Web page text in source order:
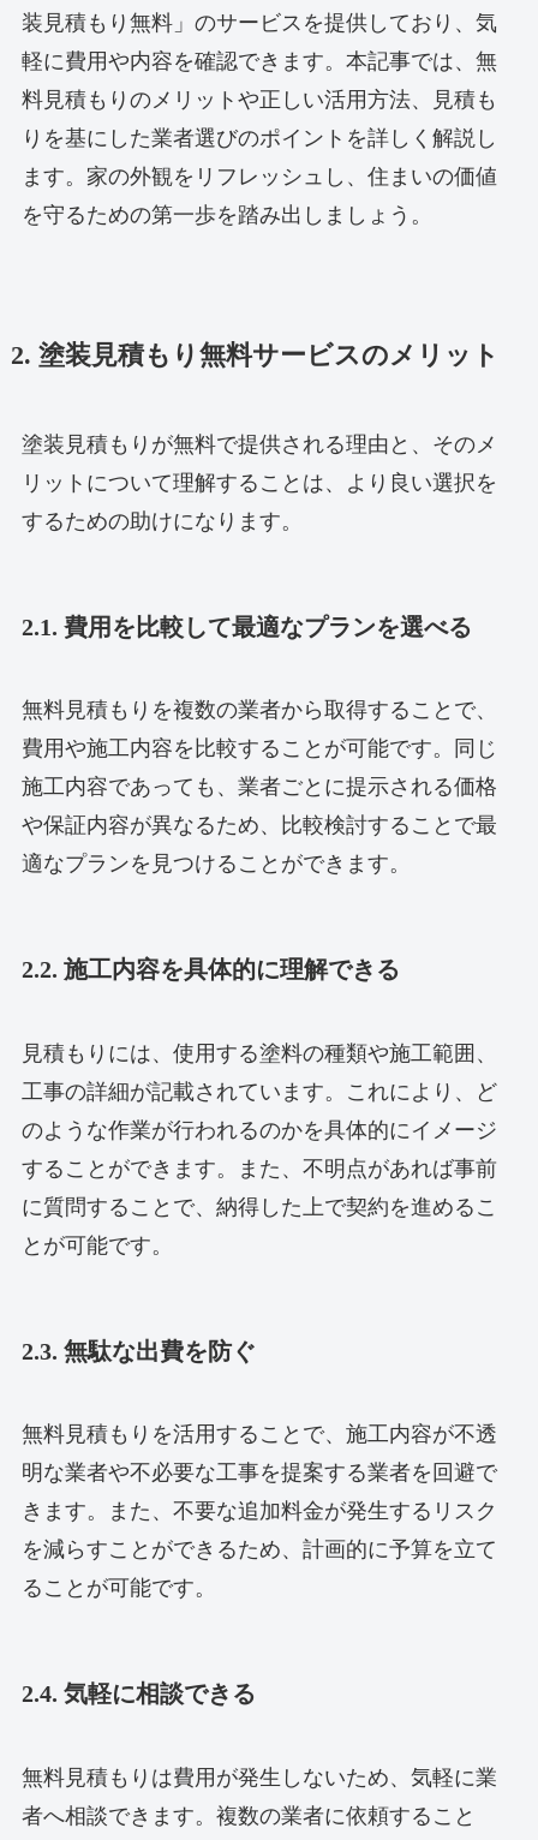
装見積もり無料」のサービスを提供しており、気
軽に費用や内容を確認できます。本記事では、無
料見積もりのメリットや正しい活用方法、見積も
りを基にした業者選びのポイントを詳しく解説し
ます。家の外観をリフレッシュし、住まいの価値
を守るための第一歩を踏み出しましょう。
2. 塗装見積もり無料サービスのメリット
塗装見積もりが無料で提供される理由と、そのメ
リットについて理解することは、より良い選択を
するための助けになります。
2.1. 費用を比較して最適なプランを選べる
無料見積もりを複数の業者から取得することで、
費用や施工内容を比較することが可能です。同じ
施工内容であっても、業者ごとに提示される価格
や保証内容が異なるため、比較検討することで最
適なプランを見つけることができます。
2.2. 施工内容を具体的に理解できる
見積もりには、使用する塗料の種類や施工範囲、
工事の詳細が記載されています。これにより、ど
のような作業が行われるのかを具体的にイメージ
することができます。また、不明点があれば事前
に質問することで、納得した上で契約を進めるこ
とが可能です。
2.3. 無駄な出費を防ぐ
無料見積もりを活用することで、施工内容が不透
明な業者や不必要な工事を提案する業者を回避で
きます。また、不要な追加料金が発生するリスク
を減らすことができるため、計画的に予算を立て
ることが可能です。
2.4. 気軽に相談できる
無料見積もりは費用が発生しないため、気軽に業
者へ相談できます。複数の業者に依頼すること